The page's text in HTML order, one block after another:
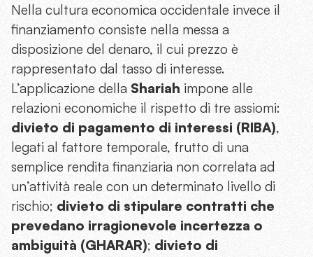
Nella cultura economica occidentale invece il
finanziamento consiste nella messa a
disposizione del denaro, il cui prezzo è
rappresentato dal tasso di interesse.
L’applicazione della Shariah impone alle
relazioni economiche il rispetto di tre assiomi:
divieto di pagamento di interessi (RIBA),
legati al fattore temporale, frutto di una
semplice rendita finanziaria non correlata ad
un’attività reale con un determinato livello di
rischio; divieto di stipulare contratti che
prevedano irragionevole incertezza o
ambiguità (GHARAR); divieto di